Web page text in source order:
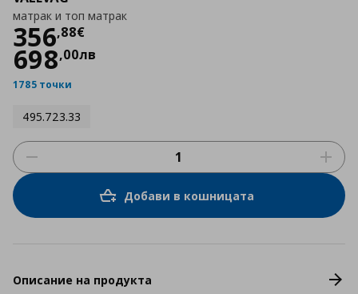
матрак и топ матрак
356,88€
Цена
698,00лв
1785 точки
495.723.33
Добави в кошницата
Описание на продукта